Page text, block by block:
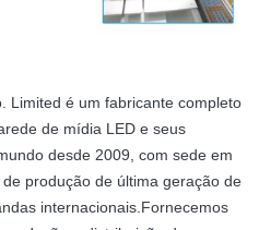
Limited é um fabricante completo
de mídia LED e seus
desde 2009, com sede em
produção de última geração de
internacionais.Fornecemos